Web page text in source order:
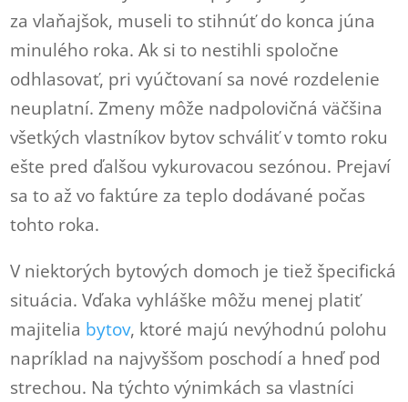
za vlaňajšok, museli to stihnúť do konca júna
minulého roka. Ak si to nestihli spoločne
odhlasovať, pri vyúčtovaní sa nové rozdelenie
neuplatní. Zmeny môže nadpolovičná väčšina
všetkých vlastníkov bytov schváliť v tomto roku
ešte pred ďalšou vykurovacou sezónou. Prejaví
sa to až vo faktúre za teplo dodávané počas
tohto roka.
V niektorých bytových domoch je tiež špecifická
situácia. Vďaka vyhláške môžu menej platiť
majitelia bytov, ktoré majú nevýhodnú polohu
napríklad na najvyššom poschodí a hneď pod
strechou. Na týchto výnimkách sa vlastníci